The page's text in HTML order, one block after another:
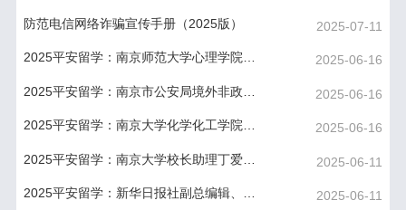
防范电信网络诈骗宣传手册（2025版） 2025-07-11
2025平安留学：南京师范大学心理学院教授陈陈心理讲座 2025-06-16
2025-06-16
2025平安留学：南京大学化学化工学院教授曹毅讲座 2025-06-16
2025-06-11
2025平安留学：新华日报社副总编辑、扬子晚报总编辑刘大颖致辞 2025-06-11